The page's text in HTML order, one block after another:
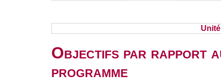
Objectifs par rapport
programme